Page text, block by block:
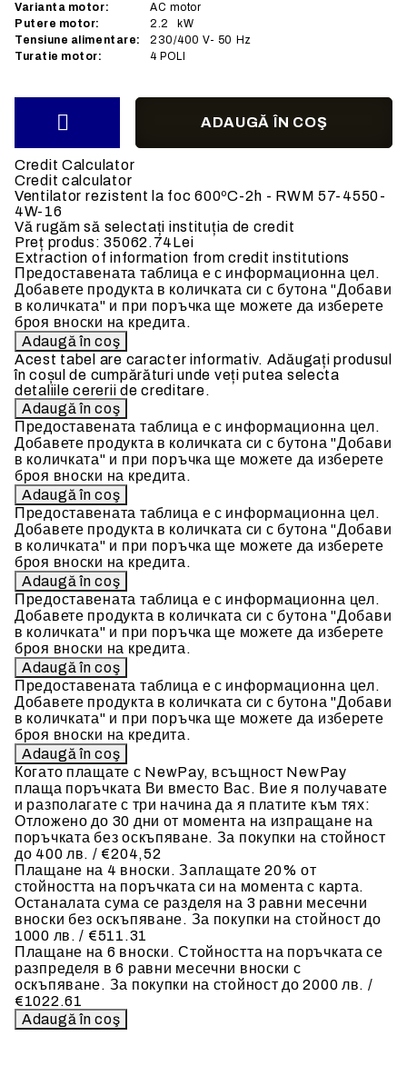
Varianta motor:
AC motor
Putere motor:
2.2
kW
Tensiune alimentare:
230/400V- 50 Hz
Turatie motor:
4 POLI
Credit Calculator
Credit calculator
Ventilator rezistent la foc 600ºC-2h - RWM 57-4550-
4W-16
Vă rugăm să selectați instituția de credit
Preț produs: 35062.74Lei
Extraction of information from credit institutions
Предоставената таблица е с информационна цел.
Добавете продукта в количката си с бутона "Добави
в количката" и при поръчка ще можете да изберете
броя вноски на кредита.
Acest tabel are caracter informativ. Adăugați produsul
în coșul de cumpărături unde veți putea selecta
detaliile cererii de creditare.
Предоставената таблица е с информационна цел.
Добавете продукта в количката си с бутона "Добави
в количката" и при поръчка ще можете да изберете
броя вноски на кредита.
Предоставената таблица е с информационна цел.
Добавете продукта в количката си с бутона "Добави
в количката" и при поръчка ще можете да изберете
броя вноски на кредита.
Предоставената таблица е с информационна цел.
Добавете продукта в количката си с бутона "Добави
в количката" и при поръчка ще можете да изберете
броя вноски на кредита.
Предоставената таблица е с информационна цел.
Добавете продукта в количката си с бутона "Добави
в количката" и при поръчка ще можете да изберете
броя вноски на кредита.
Когато плащате с NewPay, всъщност NewPay
плаща поръчката Ви вместо Вас. Вие я получавате
и разполагате с три начина да я платите към тях:
Отложено до 30 дни от момента на изпращане на
поръчката без оскъпяване. За покупки на стойност
до 400 лв. / €204,52
Плащане на 4 вноски. Заплащате 20% от
стойността на поръчката си на момента с карта.
Останалата сума се разделя на 3 равни месечни
вноски без оскъпяване. За покупки на стойност до
1000 лв. / €511.31
Плащане на 6 вноски. Стойността на поръчката се
разпределя в 6 равни месечни вноски с
оскъпяване. За покупки на стойност до 2000 лв. /
€1022.61